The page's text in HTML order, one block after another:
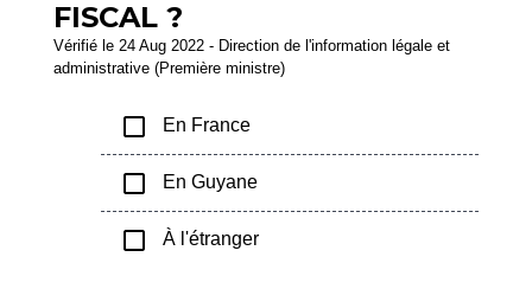
FISCAL ?
Vérifié le 24 Aug 2022 - Direction de l'information légale et
administrative (Première ministre)
check_box_outline_blank En France
check_box_outline_blank En Guyane
check_box_outline_blank À l'étranger